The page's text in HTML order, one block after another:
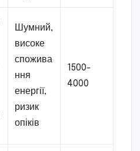
Шумний,
високе
спожива
ння
енергії,
ризик
опіків
1500-
4000